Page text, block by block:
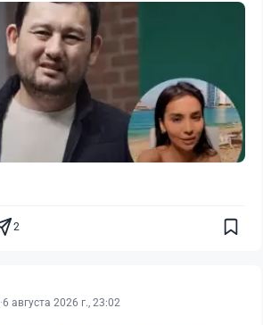
2
·6 августа 2026 г., 23:02